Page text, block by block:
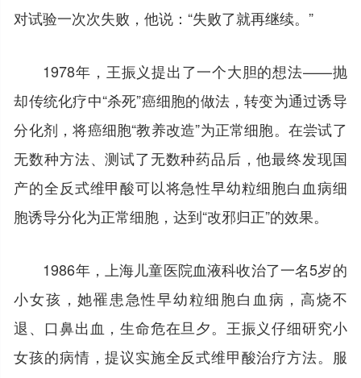
对试验一次次失败，他说：“失败了就再继续。”
1978年，王振义提出了一个大胆的想法——抛
却传统化疗中“杀死”癌细胞的做法，转变为通过诱导
分化剂，将癌细胞“教养改造”为正常细胞。在尝试了
无数种方法、测试了无数种药品后，他最终发现国
产的全反式维甲酸可以将急性早幼粒细胞白血病细
胞诱导分化为正常细胞，达到“改邪归正”的效果。
1986年，上海儿童医院血液科收治了一名5岁的
小女孩，她罹患急性早幼粒细胞白血病，高烧不
退、口鼻出血，生命危在旦夕。王振义仔细研究小
女孩的病情，提议实施全反式维甲酸治疗方法。服